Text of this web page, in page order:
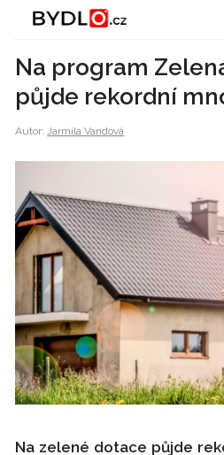
Na program
půjde rekordní
Autor:Jarmila Vandová
Na zelené dotace půjde